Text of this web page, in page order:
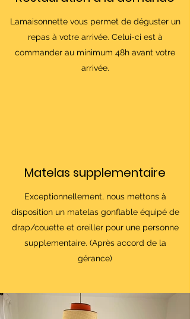
Lamaisonnette vous permet de déguster un
repas à votre arrivée. Celui-ci est à
commander au minimum 48h avant votre
arrivée.
Matelas supplementaire
Exceptionnellement, nous mettons à
disposition un matelas gonflable équipé de
drap/couette et oreiller pour une personne
supplementaire. (Après accord de la
gérance)